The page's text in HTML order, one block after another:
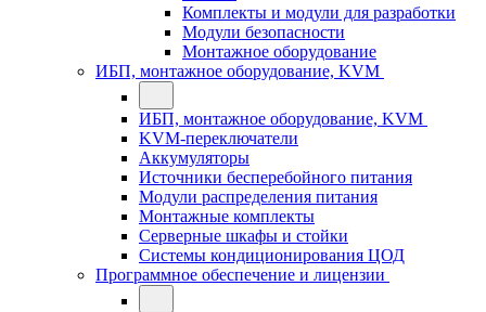
Комплекты и модули для разработки
Модули безопасности
Монтажное оборудование
ИБП, монтажное оборудование, KVM
ИБП, монтажное оборудование, KVM
KVM-переключатели
Аккумуляторы
Источники бесперебойного питания
Модули распределения питания
Монтажные комплекты
Серверные шкафы и стойки
Системы кондиционирования ЦОД
Программное обеспечение и лицензии